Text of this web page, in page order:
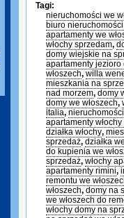
Tagi:
nieruchomości we
biuro
apartamenty we
włochy sprzedam,
domy wiejskie na
apartamenty jezioro
włoszech, willa
mieszkania na
nad morzem, domy
domy we włoszech,
italia,
apartamenty
działka włochy,
sprzedaż, działka
do kupienia we
sprzedaż, włochy
apartamenty rimini,
remontu we
włoszech, domy na
we włoszech do
włochy domy na